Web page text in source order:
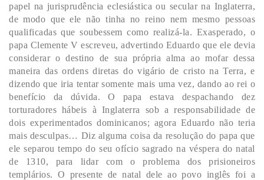
papel na jurisprudência eclesiástica ou secular na Inglaterra,
de modo que ele não tinha no reino nem mesmo pessoas
qualificadas que soubessem como realizá-la. Exasperado, o
papa Clemente V escreveu, advertindo Eduardo que ele devia
considerar o destino de sua própria alma ao mofar dessa
maneira das ordens diretas do vigário de cristo na Terra, e
dizendo que iria tentar somente mais uma vez, dando ao rei o
benefício da dúvida. O papa estava despachando dez
torturadores hábeis à Inglaterra sob a responsabilidade de
dois experimentados dominicanos; agora Eduardo não teria
mais desculpas… Diz alguma coisa da resolução do papa que
ele separou tempo do seu ofício sagrado na véspera do natal
de 1310, para lidar com o problema dos prisioneiros
templários. O presente de natal dele ao povo inglês foi a